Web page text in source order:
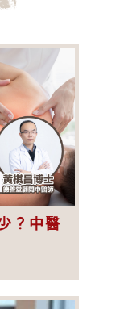
？中醫